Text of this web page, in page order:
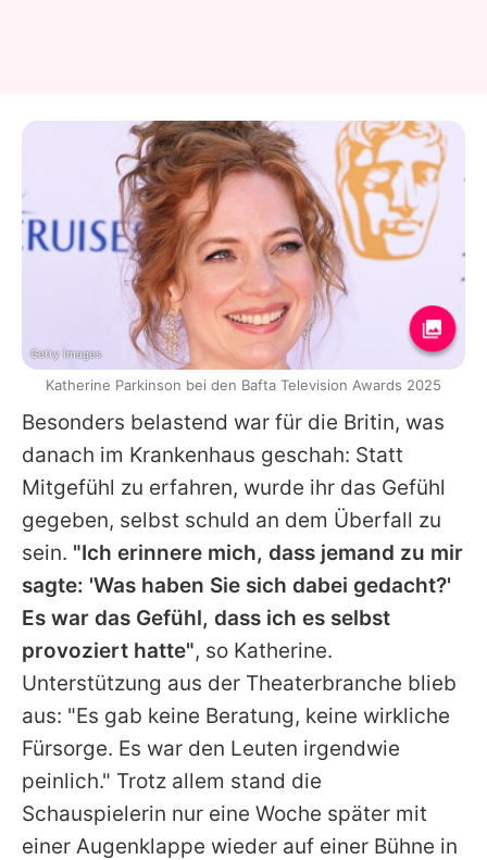
Besonders belastend war für die Britin, was
danach im Krankenhaus geschah: Statt
Mitgefühl zu erfahren, wurde ihr das Gefühl
gegeben, selbst schuld an dem Überfall zu
sein. "Ich erinnere mich, dass jemand zu mir
sagte: 'Was haben Sie sich dabei gedacht?'
Es war das Gefühl, dass ich es selbst
provoziert hatte", so Katherine.
Unterstützung aus der Theaterbranche blieb
aus: "Es gab keine Beratung, keine wirkliche
Fürsorge. Es war den Leuten irgendwie
peinlich." Trotz allem stand die
Schauspielerin nur eine Woche später mit
einer Augenklappe wieder auf einer Bühne in
Getty Images
Katherine Parkinson bei den Bafta Television Awards 2025